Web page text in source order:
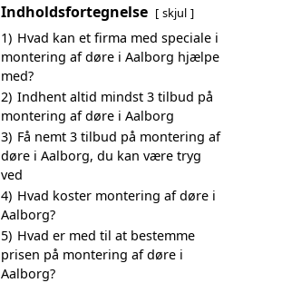
Indholdsfortegnelse skjul
1) Hvad kan et firma med speciale i
montering af døre i Aalborg hjælpe
med?
2) Indhent altid mindst 3 tilbud på
montering af døre i Aalborg
3) Få nemt 3 tilbud på montering af
døre i Aalborg, du kan være tryg
ved
4) Hvad koster montering af døre i
Aalborg?
5) Hvad er med til at bestemme
prisen på montering af døre i
Aalborg?